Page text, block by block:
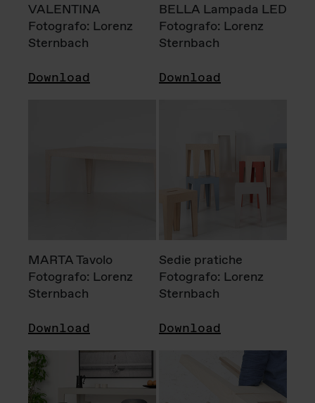
VALENTINA
Fotografo: Lorenz
Sternbach
Download
BELLA Lampada LED
Fotografo: Lorenz
Sternbach
Download
MARTA Tavolo
Fotografo: Lorenz
Sternbach
Download
Sedie pratiche
Fotografo: Lorenz
Sternbach
Download